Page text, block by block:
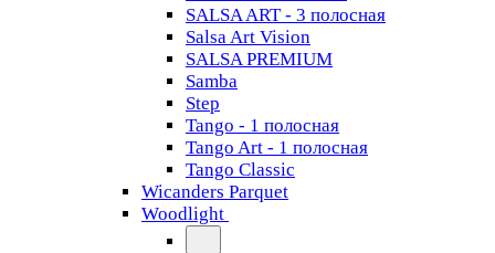
SALSA ART - 3 полосная
Salsa Art Vision
SALSA PREMIUM
Samba
Step
Tango - 1 полосная
Tango Art - 1 полосная
Tango Classiс
Wicanders Parquet
Woodlight